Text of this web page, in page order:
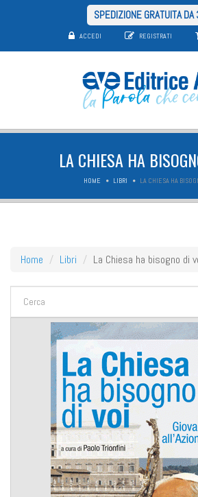
SPEDIZIONE GRATUITA
ACCEDI REGISTRATI
LA CHIESA HA
HOME LIBRI LA CHIESA HA
Home Libri La Chiesa ha bisogno di
FORM DI RICERCA